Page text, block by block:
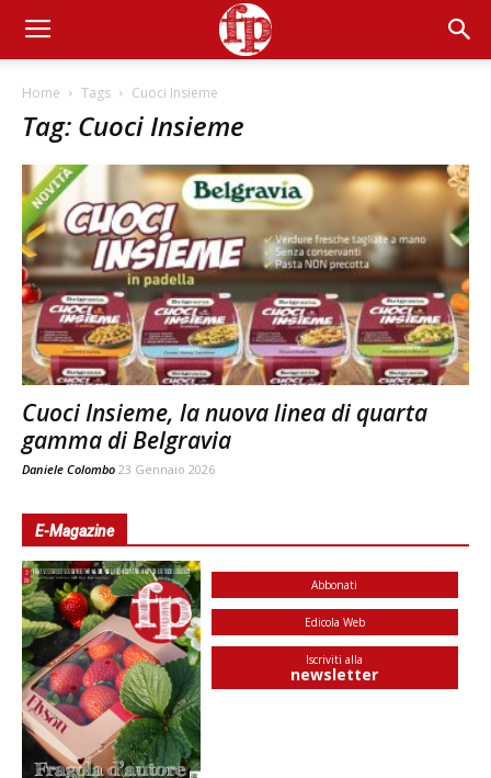
Home Tags Cuoci Insieme
Tag: Cuoci Insieme
Cuoci Insieme, la nuova linea di quarta
gamma di Belgravia
Daniele Colombo 23 Gennaio 2026
E-Magazine
Abbonati
Edicola Web
Iscriviti alla
newsletter